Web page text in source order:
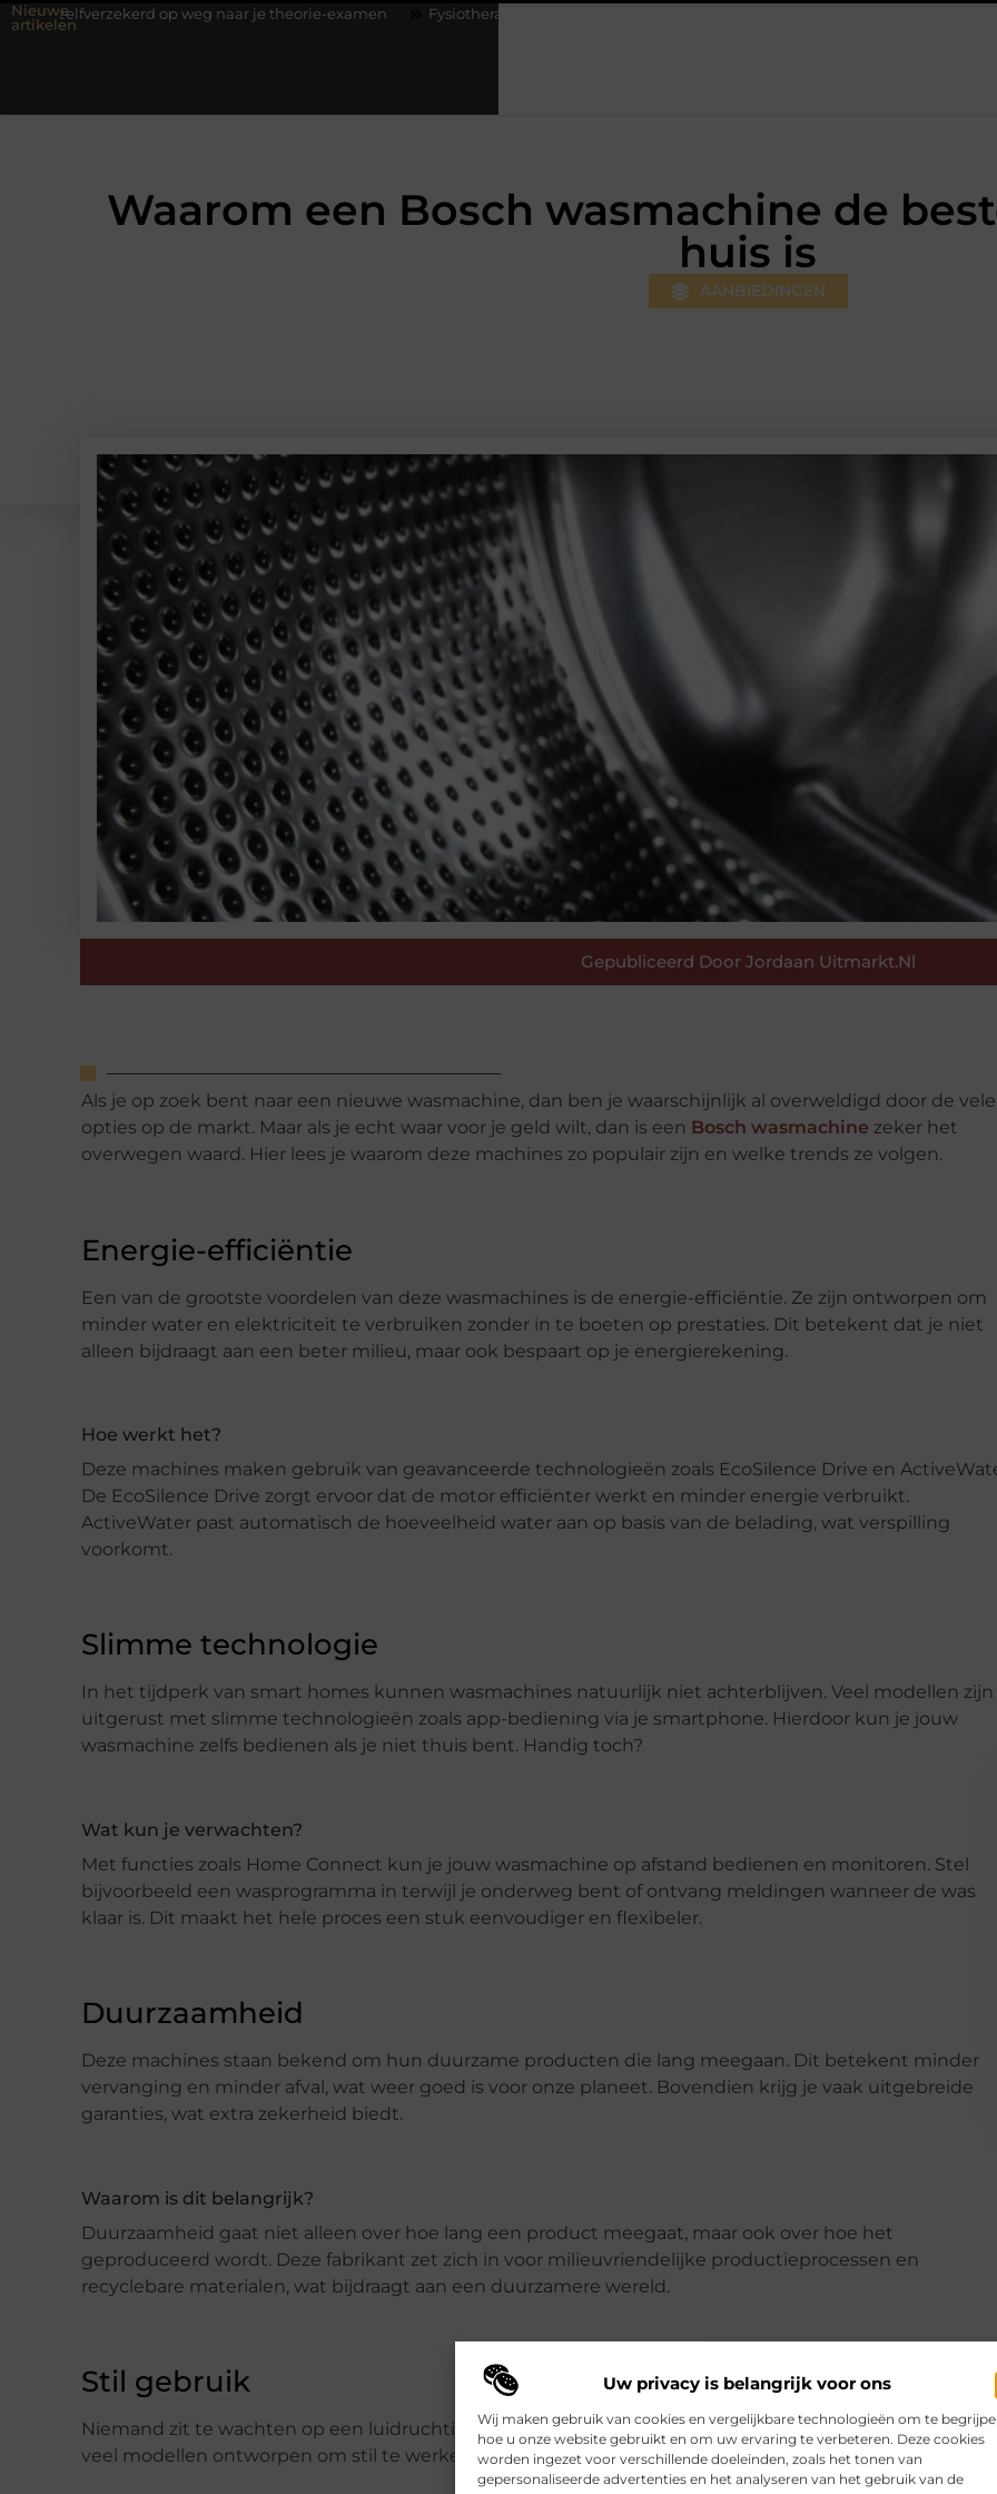
Uw privacy is belangrijk voor ons
Wij maken gebruik van cookies en vergelijkbare technologieën om te
hoe u onze website gebruikt en om uw ervaring te verbeteren. Deze cookies
worden ingezet voor verschillende doeleinden, zoals het tonen van
gepersonaliseerde advertenties en het analyseren van het gebruik van de
Nieuwe
artikelen
op weg naar je theorie-examen Fysiotherapie Hilversum: professionele hulp bij pijn en bewegingsklachten
Waarom een Bosch wasmachine de
huis is
AANBIEDINGEN
Gepubliceerd Door Jordaan Uitmarkt.nl
Als je op zoek bent naar een nieuwe wasmachine, dan ben je waarschijnlijk al overweldigd door de vele
opties op de markt. Maar als je echt waar voor je geld wilt, dan is een Bosch wasmachine zeker het
overwegen waard. Hier lees je waarom deze machines zo populair zijn en welke trends ze volgen.
Energie-efficiëntie
Een van de grootste voordelen van deze wasmachines is de energie-efficiëntie. Ze zijn ontworpen om
minder water en elektriciteit te verbruiken zonder in te boeten op prestaties. Dit betekent dat je niet
alleen bijdraagt aan een beter milieu, maar ook bespaart op je energierekening.
Hoe werkt het?
Deze machines maken gebruik van geavanceerde technologieën zoals EcoSilence Drive en
De EcoSilence Drive zorgt ervoor dat de motor efficiënter werkt en minder energie verbruikt.
ActiveWater past automatisch de hoeveelheid water aan op basis van de belading, wat verspilling
voorkomt.
Slimme technologie
In het tijdperk van smart homes kunnen wasmachines natuurlijk niet achterblijven. Veel modellen zijn
uitgerust met slimme technologieën zoals app-bediening via je smartphone. Hierdoor kun je jouw
wasmachine zelfs bedienen als je niet thuis bent. Handig toch?
Wat kun je verwachten?
Met functies zoals Home Connect kun je jouw wasmachine op afstand bedienen en monitoren. Stel
bijvoorbeeld een wasprogramma in terwijl je onderweg bent of ontvang meldingen wanneer de was
klaar is. Dit maakt het hele proces een stuk eenvoudiger en flexibeler.
Duurzaamheid
Deze machines staan bekend om hun duurzame producten die lang meegaan. Dit betekent minder
vervanging en minder afval, wat weer goed is voor onze planeet. Bovendien krijg je vaak uitgebreide
garanties, wat extra zekerheid biedt.
Waarom is dit belangrijk?
Duurzaamheid gaat niet alleen over hoe lang een product meegaat, maar ook over hoe het
geproduceerd wordt. Deze fabrikant zet zich in voor milieuvriendelijke productieprocessen en
recyclebare materialen, wat bijdraagt aan een duurzamere wereld.
Stil gebruik
Niemand zit te wachten op een luidruchtige wasmachine die het hele huis wakker maakt. Gelukkig
veel modellen ontworpen om stil te werken, ideaal voor appartementen of huizen waar stilte gewenst